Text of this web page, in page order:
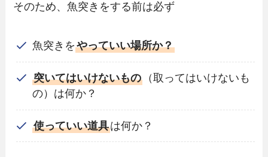
そのため、魚突きをする前は必ず
魚突きをやっていい場所か？
突いてはいけないもの（取ってはいけないも
の）は何か？
使っていい道具は何か？